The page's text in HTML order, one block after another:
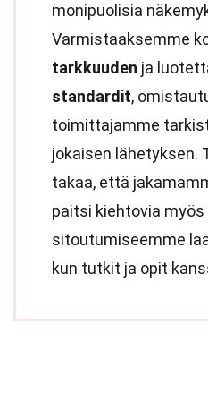
monipuolisia
Varmistaaksemme
tarkkuuden ja
standardit,
toimittajamme
jokaisen lähetyksen.
takaa, että
paitsi kiehtovia
sitoutumiseemme
kun tutkit ja opit